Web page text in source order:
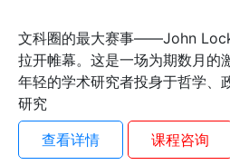
文科圈的最大赛事——John
拉开帷幕。这是一场为期数月的
年轻的学术研究者投身于哲学、
研究
查看详情
课程咨询